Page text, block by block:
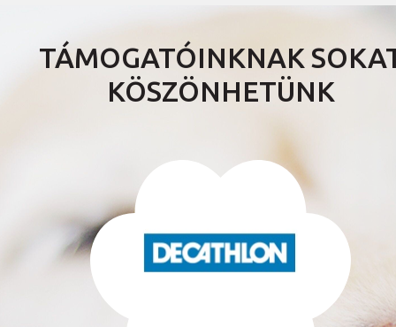
TÁMOGATÓINKNAK
KÖSZÖNHETÜNK